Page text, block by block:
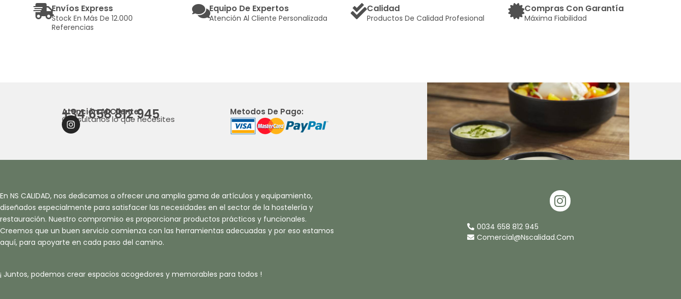
Envíos Express
Stock En Más De 12.000
Referencias
Equipo De Expertos
Atención Al Cliente Personalizada
Calidad
Productos De Calidad Profesional
Compras Con Garantía
Máxima Fiabilidad
Atención Al Cliente:
+34 658 812 945
Consultanos lo que necesites
I
N
A
A
M
Metodos De Pago:
En NS CALIDAD, nos dedicamos a ofrecer una amplia gama de artículos y equipamiento,
diseñados especialmente para satisfacer las necesidades en el sector de la hostelería y
restauración. Nuestro compromiso es proporcionar productos prácticos y funcionales.
Creemos que un buen servicio comienza con las herramientas adecuadas y por eso estamos
aquí, para apoyarte en cada paso del camino.
¡ Juntos, podemos crear espacios acogedores y memorables para todos !
I
N
T
0034 658 812 945
Comercial@nscalidad.com